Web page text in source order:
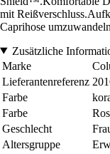
mit
Caprihose
Zusätzliche
Marke
Lieferantenreferenz
Farbe
Farbe
Geschlecht
Altersgruppe